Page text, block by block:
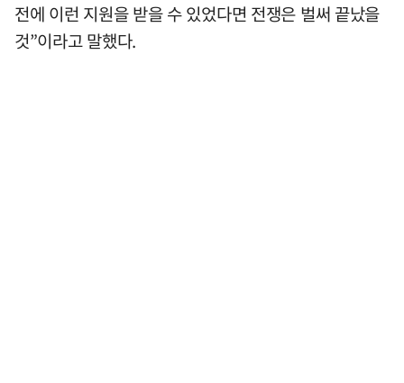
전에 이런 지원을 받을 수 있었다면 전쟁은 벌써 끝났을
것”이라고 말했다.